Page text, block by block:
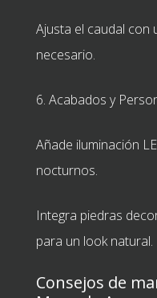
Ajusta el caudal con
necesario.
6. Acabados y
Añade iluminación
nocturnos.
Integra piedras
para un look natural.
Consejos de